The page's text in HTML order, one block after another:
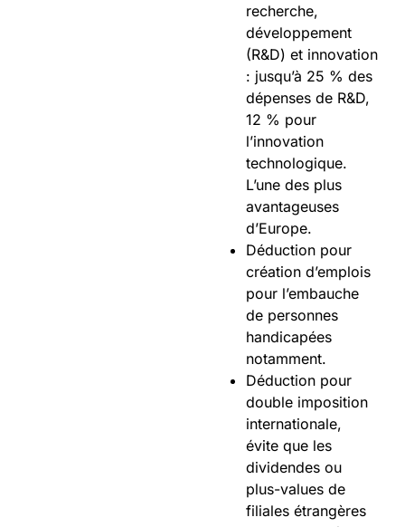
recherche,
développement
(R&D) et innovation
: jusqu’à 25 % des
dépenses de R&D,
12 % pour
l’innovation
technologique.
L’une des plus
avantageuses
d’Europe.
Déduction pour
création d’emplois
pour l’embauche
de personnes
handicapées
notamment.
Déduction pour
double imposition
internationale,
évite que les
dividendes ou
plus-values de
filiales étrangères